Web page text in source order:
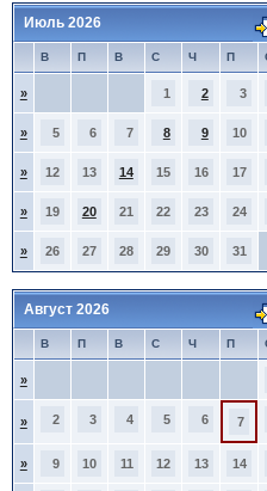
Июль 2026
В П В С Ч П
» 1 2 3
» 5 6 7 8 9 10
» 12 13 14 15 16 17
» 19 20 21 22 23 24
» 26 27 28 29 30 31
Август 2026
В П В С Ч П
»
» 2 3 4 5 6 7
» 9 10 11 12 13 14